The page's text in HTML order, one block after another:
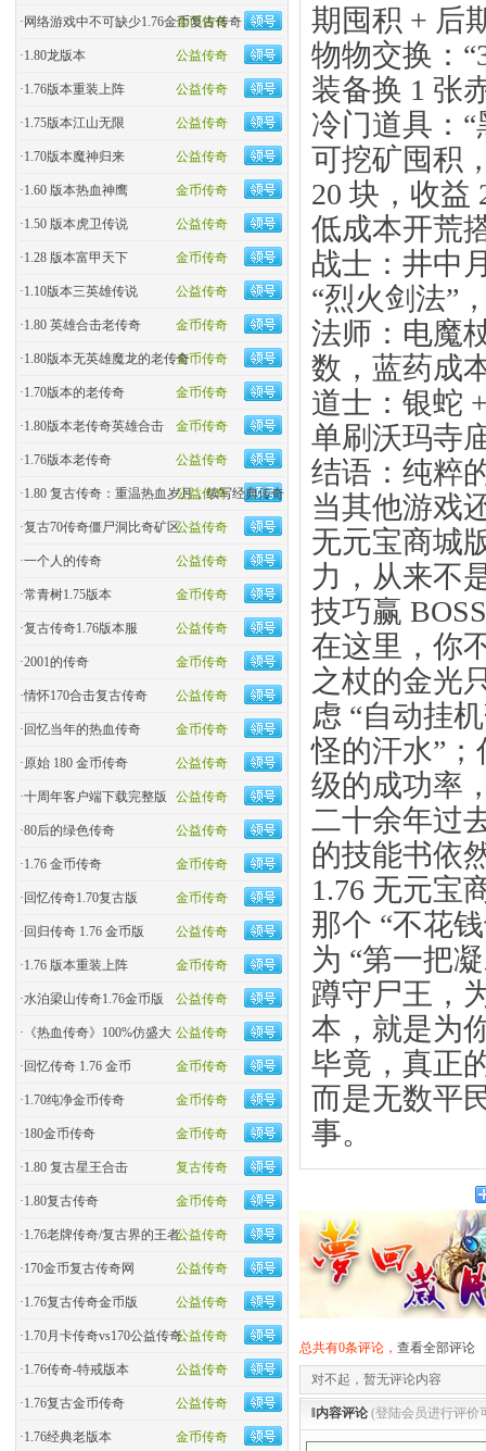
金币传奇
· 网络游戏中不可缺少1.76金币复古传奇
公益传奇
·1.80龙版本
公益传奇
·1.76版本重装上阵
公益传奇
·1.75版本江山无限
公益传奇
·1.70版本魔神归来
金币传奇
·1.60 版本热血神鹰
公益传奇
·1.50 版本虎卫传说
金币传奇
·1.28 版本富甲天下
公益传奇
·1.10版本三英雄传说
金币传奇
·1.80 英雄合击老传奇
金币传奇
·1.80版本无英雄魔龙的老传奇
金币传奇
·1.70版本的老传奇
金币传奇
·1.80版本老传奇英雄合击
公益传奇
·1.76版本老传奇
公益传奇
·1.80 复古传奇：重温热血岁月，续写经典传奇
公益传奇
·复古70传奇僵尸洞比奇矿区
公益传奇
·一个人的传奇
金币传奇
·常青树1.75版本
公益传奇
·复古传奇1.76版本服
金币传奇
·2001的传奇
公益传奇
·情怀170合击复古传奇
金币传奇
· 回忆当年的热血传奇
公益传奇
·原始 180 金币传奇
公益传奇
·十周年客户端下载完整版
公益传奇
·80后的绿色传奇
金币传奇
·1.76 金币传奇
金币传奇
· 回忆传奇1.70复古版
公益传奇
· 回归传奇 1.76 金币版
金币传奇
·1.76 版本重装上阵
公益传奇
·水泊梁山传奇1.76金币版
公益传奇
· 《热血传奇》100%仿盛大
金币传奇
· 回忆传奇 1.76 金币
金币传奇
·1.70纯净金币传奇
金币传奇
·180金币传奇
复古传奇
·1.80 复古星王合击
金币传奇
·1.80复古传奇
公益传奇
·1.76老牌传奇/复古界的王者
公益传奇
·170金币复古传奇网
公益传奇
·1.76复古传奇金币版
公益传奇
·1.70月卡传奇vs170公益传奇
公益传奇
·1.76传奇-特戒版本
公益传奇
·1.76复古金币传奇
金币传奇
·1.76经典老版本
期囤积 + 后
物物交换：
装备换 1 张
冷门道具：
可挖矿囤积
20 块，收益
低成本开荒
战士：井中
“烈火剑法”
法师：电魔
数，蓝药成
道士：银蛇
单刷沃玛寺
结语：纯粹
当其他游戏
无元宝商城
力，从来不
技巧赢
在这里，你
之杖的金光
虑 “自动挂
怪的汗水”
级的成功率
二十余年过
的技能书依
1.76 无元宝
那个 “不花
为 “第一把
蹲守尸王，
本，就是为
毕竟，真正
而是无数平
事。
总共有0条评论， 查看全部评论
对不起，暂无评论内容
‖内容评论 (登陆会员进行评价